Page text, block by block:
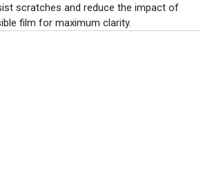
scratches and reduce the impact of
film for maximum clarity.